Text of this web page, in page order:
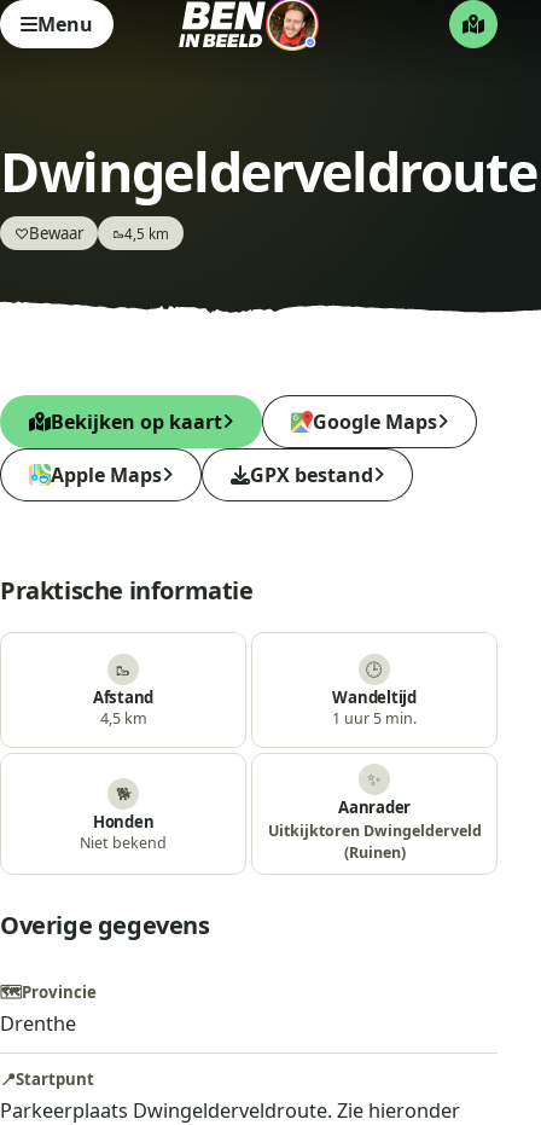
Menu
Dwingelderveldroute
♡Bewaar 🥾4,5 km
Bekijken op kaart
Google Maps
Apple Maps
GPX bestand
Praktische informatie
🥾
Afstand
4,5 km
🕒
Wandeltijd
1 uur 5 min.
🐕
Honden
Niet bekend
✨
Aanrader
Uitkijktoren Dwingelderveld
(Ruinen)
Overige gegevens
🗺️Provincie
Drenthe
📍Startpunt
Parkeerplaats Dwingelderveldroute. Zie hieronder